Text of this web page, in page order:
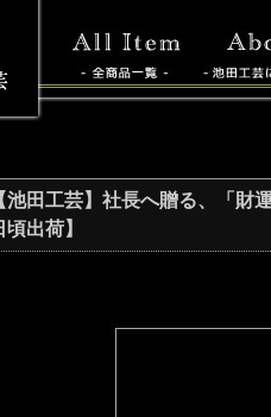
池田工芸】社長へ贈る、「
頃出荷】